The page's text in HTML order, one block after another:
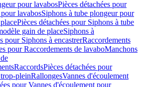
pour lavabosPièces détachées pour
lavabosSiphons à tube plongeur pour
Pièces détachées pour Siphons à tube
gain de placeSiphons à
pour Siphons à encastrerRaccordements
pour Raccordements de lavaboManchons
RaccordsPièces détachées pour
pleinRallongesVannes d'écoulement
pour Vannes d'écoulement pour